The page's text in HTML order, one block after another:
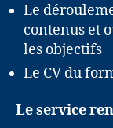
Le
contenus et
les objectifs
Le CV du
Le service